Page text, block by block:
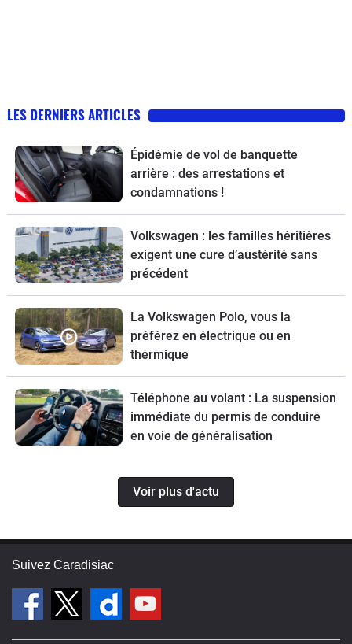
LES DERNIERS ARTICLES
Épidémie de vol de banquette
arrière : des arrestations et
condamnations !
Volkswagen : les familles héritières
exigent une cure d’austérité sans
précédent
La Volkswagen Polo, vous la
préférez en électrique ou en
thermique
Téléphone au volant : La suspension
immédiate du permis de conduire
en voie de généralisation
Voir plus d'actu
Suivez Caradisiac